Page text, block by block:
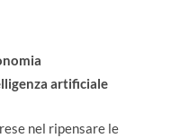
artificiale
nel ripensare le